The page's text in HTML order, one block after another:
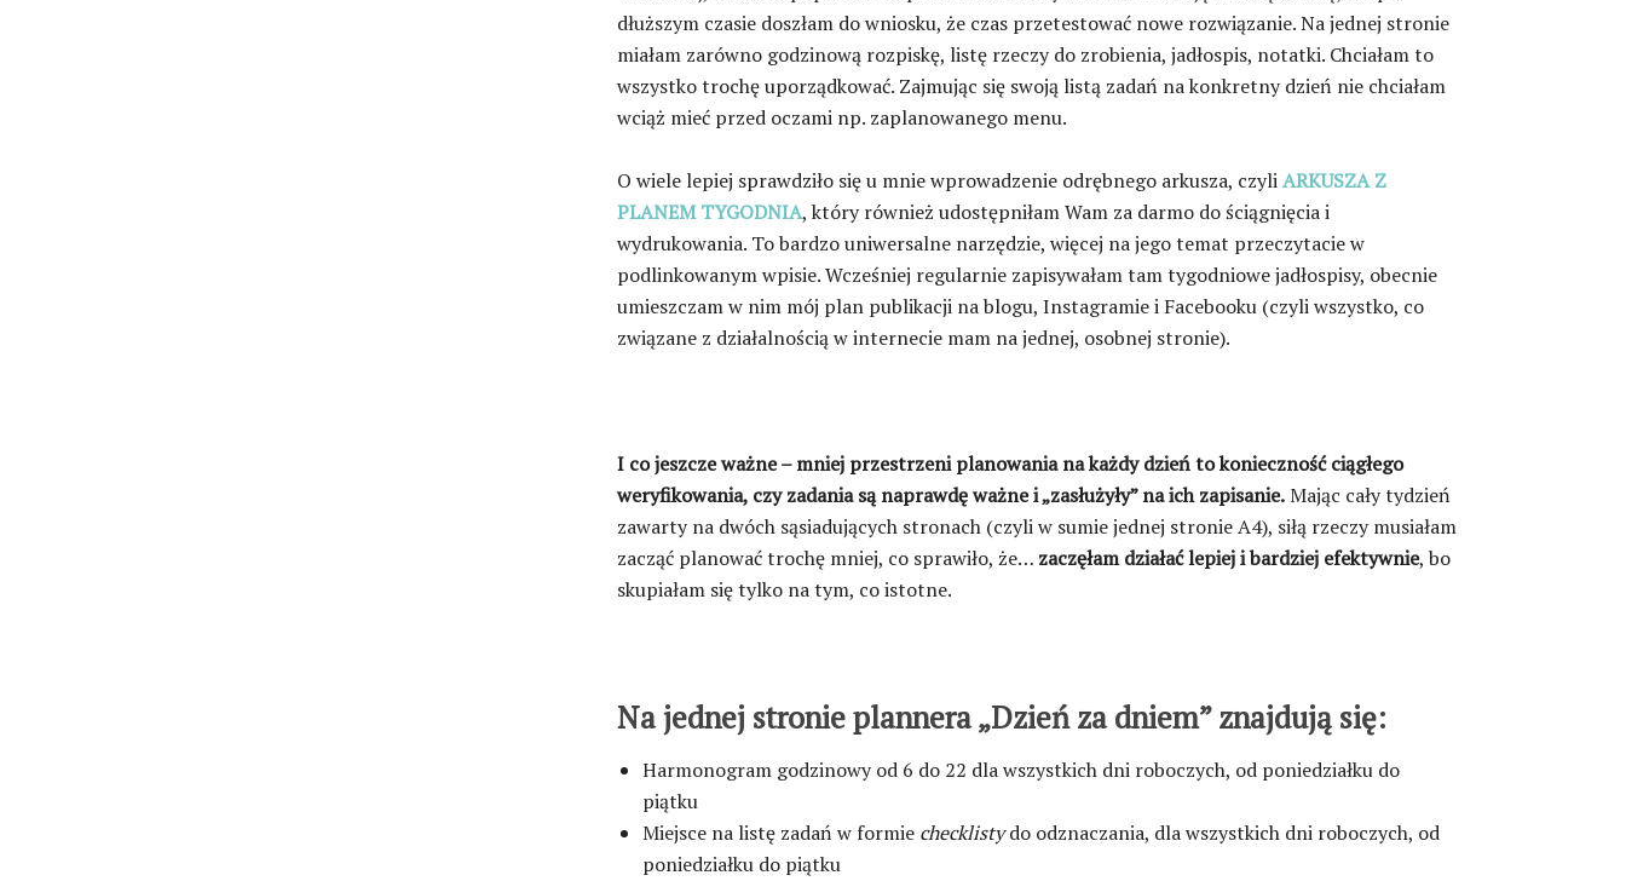
dłuższym czasie doszłam do wniosku, że czas przetestować nowe rozwiązanie. Na jednej stronie
miałam zarówno godzinową rozpiskę, listę rzeczy do zrobienia, jadłospis, notatki. Chciałam to
wszystko trochę uporządkować. Zajmując się swoją listą zadań na konkretny dzień nie chciałam
wciąż mieć przed oczami np. zaplanowanego menu.
O wiele lepiej sprawdziło się u mnie wprowadzenie odrębnego arkusza, czyliARKUSZA Z
PLANEM TYGODNIA, który również udostępniłam Wam za darmo do ściągnięcia i
wydrukowania. To bardzo uniwersalne narzędzie, więcej na jego temat przeczytacie w
podlinkowanym wpisie. Wcześniej regularnie zapisywałam tam tygodniowe jadłospisy, obecnie
umieszczam w nim mój plan publikacji na blogu, Instagramie i Facebooku (czyli wszystko, co
związane z działalnością w internecie mam na jednej, osobnej stronie).
I co jeszcze ważne – mniej przestrzeni planowania na każdy dzień to konieczność ciągłego
weryfikowania, czy zadania są naprawdę ważne i „zasłużyły” na ich zapisanie.Mając cały tydzień
zawarty na dwóch sąsiadujących stronach (czyli w sumie jednej stronie A4), siłą rzeczy musiałam
zacząć planować trochę mniej, co sprawiło, że… zaczęłam działać lepiej i bardziej efektywnie, bo
skupiałam się tylko na tym, co istotne.
Na jednej stronie plannera „Dzień za dniem” znajdują się:
Harmonogram godzinowy od 6 do 22 dla wszystkich dni roboczych, od poniedziałku do
piątku
Miejsce na listę zadań w formie checklistydo odznaczania, dla wszystkich dni roboczych, od
poniedziałku do piątku